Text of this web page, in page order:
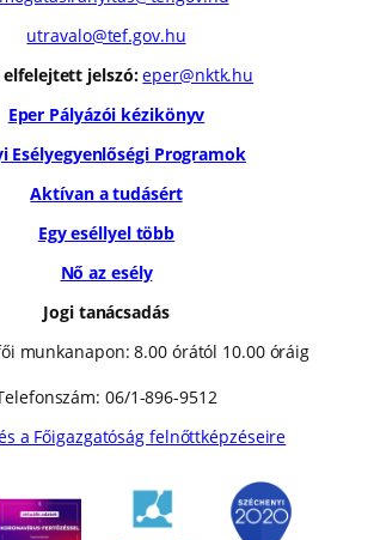
utravalo@tef.gov.hu
elfelejtett jelszó: eper@nktk.hu
Eper Pályázói kézikönyv
Esélyegyenlőségi Programok
Aktívan a tudásért
Egy eséllyel több
Nő az esély
Jogi tanácsadás
munkanapon: 8.00 órától 10.00 óráig
06/1-896-9512
a Főigazgatóság felnőttképzéseire